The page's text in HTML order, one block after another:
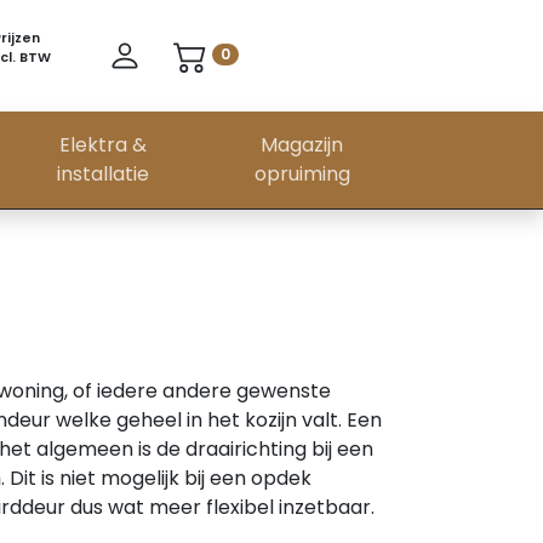
BTW
0
Daklijsten
Dakdoorvoeren
& deuren ›
Dekkleden
Rekfolie
Anti-worteldoek
Kunststof kiepramen
Ringen
Sluitplaten
Alle Bevestigingsmiddelen ›
staal
hout
Messen
Zeisen
Alle Tuingereedschap ›
Elektra &
installatie
Magazijn
opruiming
of iedere andere gewenste
welke geheel in het kozijn valt. Een
algemeen is de draairichting bij een
is niet mogelijk bij een opdek
dus wat meer flexibel inzetbaar.